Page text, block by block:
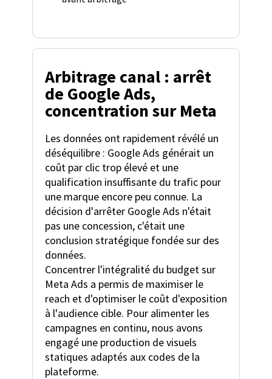
Arbitrage canal : arrêt
de Google Ads,
concentration sur Meta
Les données ont rapidement révélé un
déséquilibre : Google Ads générait un
coût par clic trop élevé et une
qualification insuffisante du trafic pour
une marque encore peu connue. La
décision d'arrêter Google Ads n'était
pas une concession, c'était une
conclusion stratégique fondée sur des
données.
Concentrer l'intégralité du budget sur
Meta Ads a permis de maximiser le
reach et d'optimiser le coût d'exposition
à l'audience cible. Pour alimenter les
campagnes en continu, nous avons
engagé une production de visuels
statiques adaptés aux codes de la
plateforme.